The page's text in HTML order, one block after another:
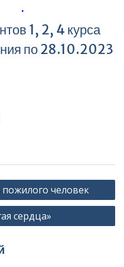
1, 2, 4 курса
по 28.10.2023
человек
сердца»